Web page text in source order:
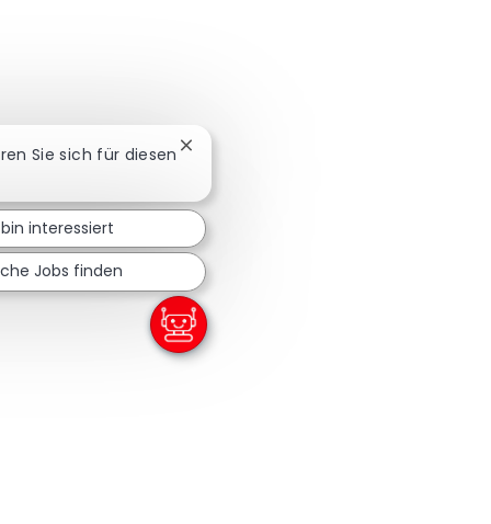
Sie sich für diesen Chatbot-Benachrichtigung schließen
interessiert
Jobs finden